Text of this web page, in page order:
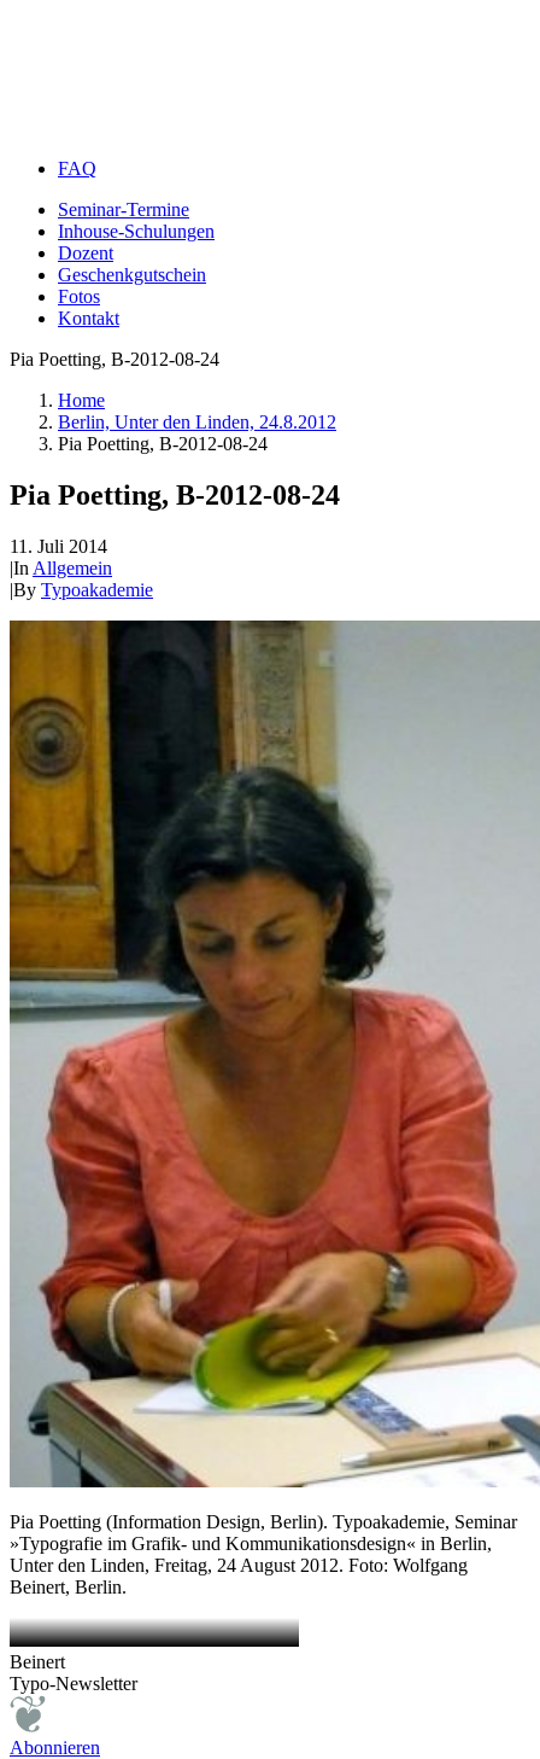
FAQ
Seminar-Termine
Inhouse-Schulungen
Dozent
Geschenkgutschein
Fotos
Kontakt
Pia Poetting, B-2012-08-24
Home
Berlin, Unter den Linden, 24.8.2012
Pia Poetting, B-2012-08-24
Pia Poetting, B-2012-08-24
11. Juli 2014
|In Allgemein
|By Typoakademie
Pia Poetting (Information Design, Berlin). Typoakademie, Seminar
»Typografie im Grafik- und Kommunikationsdesign« in Berlin,
Unter den Linden, Freitag, 24 August 2012. Foto: Wolfgang
Beinert, Berlin.
Beinert
Typo-Newsletter
Abonnieren